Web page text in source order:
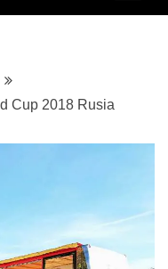
Cup 2018 Rusia